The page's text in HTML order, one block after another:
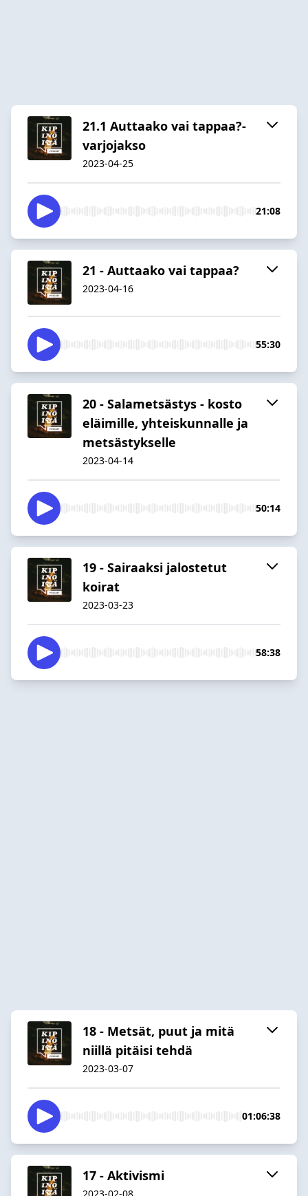
21.1 Auttaako vai tappaa?-
varjojakso
2023-04-25
21:08
21 - Auttaako vai tappaa?
2023-04-16
55:30
20 - Salametsästys - kosto
eläimille, yhteiskunnalle ja
metsästykselle
2023-04-14
50:14
19 - Sairaaksi jalostetut
koirat
2023-03-23
58:38
18 - Metsät, puut ja mitä
niillä pitäisi tehdä
2023-03-07
01:06:38
17 - Aktivismi